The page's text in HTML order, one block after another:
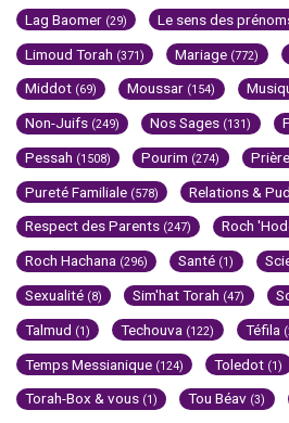
Lag Baomer (29) Le sens des
Limoud Torah (371) Mariage (772)
Middot (69) Moussar (154)
Non-Juifs (249) Nos Sages (131)
Pessah (1508) Pourim (274)
Pureté Familiale (578) Relations &
Respect des Parents (247) Roch
Roch Hachana (296) Santé (1)
Sexualité (8) Sim'hat Torah (47)
Talmud (1) Techouva (122) Téfila
Temps Messianique (124) Toledot (1)
Torah-Box & vous (1) Tou Béav (3)